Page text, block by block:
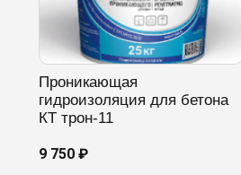
Проникающая
гидроизоляция для бетона
КТ трон-11
9 750 ₽